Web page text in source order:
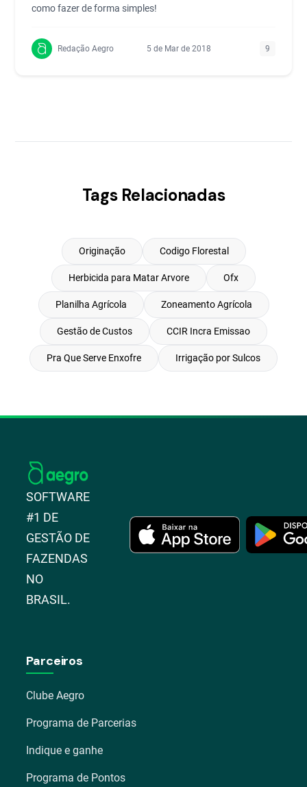
como fazer de forma simples!
Redação Aegro 5 de Mar de 2018 9
Tags Relacionadas
Originação Codigo Florestal
Herbicida para Matar Arvore Ofx
Planilha Agrícola Zoneamento Agrícola
Gestão de Custos CCIR Incra Emissao
Pra Que Serve Enxofre Irrigação por Sulcos
SOFTWARE
#1 DE
GESTÃO DE
FAZENDAS
NO
BRASIL.
Parceiros
Clube Aegro
Programa de Parcerias
Indique e ganhe
Programa de Pontos